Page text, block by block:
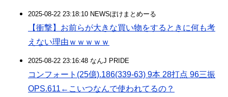
2025-08-22 23:18:10 NEWSぽけまとめーる
【衝撃】お前らが大きな買い物をするときに何も考
えない理由ｗｗｗｗｗ
2025-08-22 23:16:48 なんJ PRIDE
コンフォート(25億).186(339-63) 9本 28打点 96三振
OPS.611←こいつなんで使われてるの？